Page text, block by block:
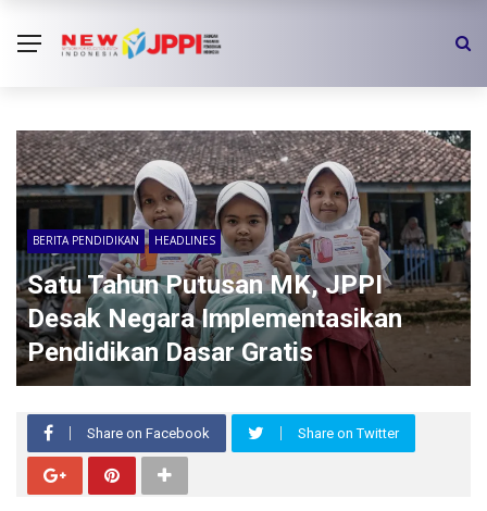
BERITA PENDIDIKAN HEADLINES
Satu Tahun Putusan MK, JPPI
Desak Negara Implementasikan
Pendidikan Dasar Gratis
Share on Facebook Share on Twitter